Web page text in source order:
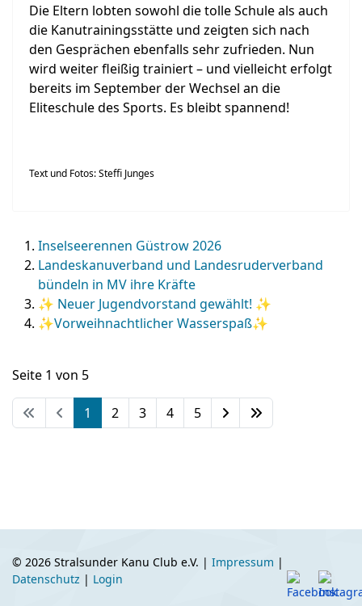
Die Eltern lobten sowohl die tolle Schule als auch
die Kanutrainingsstätte und zeigten sich nach
den Gesprächen ebenfalls sehr zufrieden. Nun
wird weiter fleißig trainiert – und vielleicht erfolgt
bereits im September der Wechsel an die
Eliteschule des Sports. Es bleibt spannend!
Text und Fotos: Steffi Junges
Inselseerennen Güstrow 2026
Landeskanuverband und Landesruderverband
bündeln in MV ihre Kräfte
✨ Neuer Jugendvorstand gewählt! ✨
✨Vorweihnachtlicher Wasserspaß✨
Seite 1 von 5
1 2 3 4 5
© 2026 Stralsunder Kanu Club e.V. | Impressum |
Datenschutz | Login